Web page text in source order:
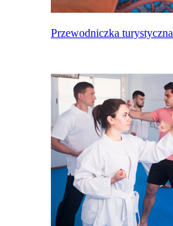
Przewodniczka turystyczna